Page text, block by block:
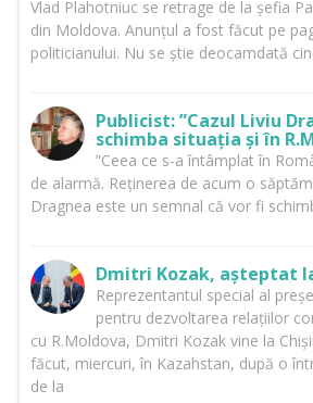
Vlad Plahotniuc se retrage de la șefia
din Moldova. Anunțul a fost făcut pe
politicianului. Nu se știe deocamdată
Publicist: ”Cazul Liviu
schimba situația și în
”Ceea ce s-a întâmplat în
de alarmă. Reținerea de acum o
Dragnea este un semnal că vor fi
Dmitri Kozak, așteptat
Reprezentantul special al
pentru dezvoltarea relațiilor
cu R.Moldova, Dmitri Kozak vine la
făcut, miercuri, în Kazahstan, după o
de la